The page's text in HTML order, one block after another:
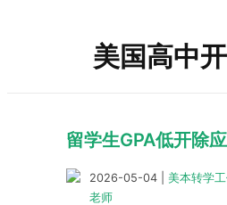
美国高中
留学生GPA低开除
2026-05-04 美本转学
老师